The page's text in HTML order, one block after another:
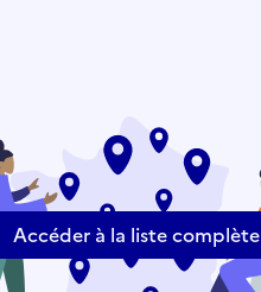
Accéder à la liste complète